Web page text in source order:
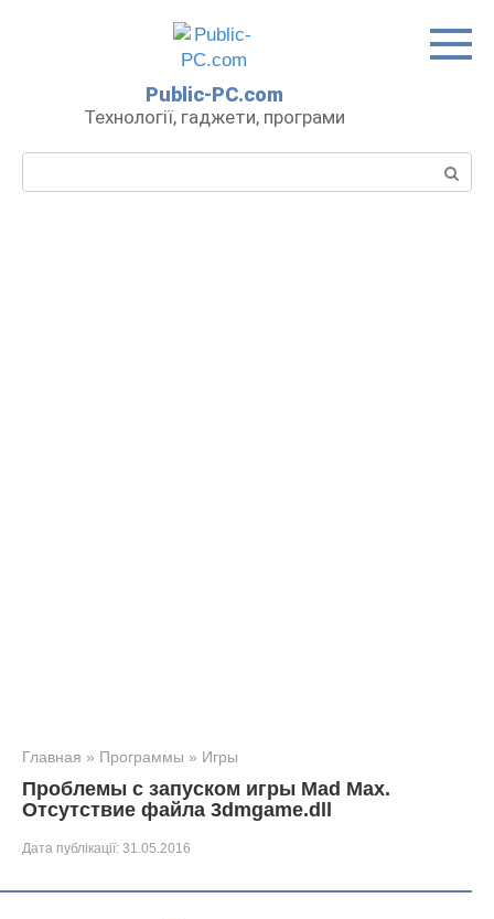
Public-PC.com
Технології, гаджети, програми
Главная » Программы » Игры
Проблемы с запуском игры Mad Max.
Отсутствие файла 3dmgame.dll
Дата публікації: 31.05.2016